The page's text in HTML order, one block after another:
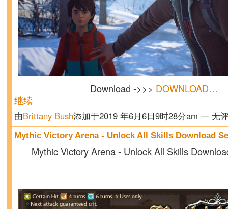
Download ->>> DOWNLOAD…
继续
由Brittany Bush添加于2019 年6月6日9时28分am — 无
Mythic Victory Arena - Unlock All Skills Download
Mythic Victory Arena - Unlock All Skills